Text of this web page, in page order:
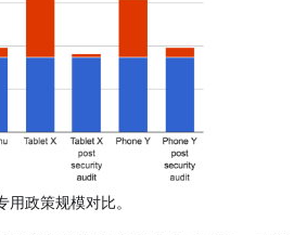
政策规模对比。